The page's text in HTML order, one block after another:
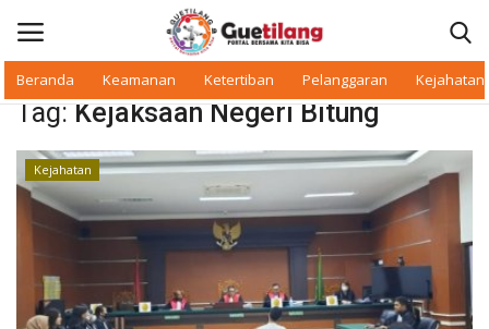
Beranda Keamanan Ketertiban Pelanggaran Kejahatan
Masuk Daftar
Beranda
Daerah
Makan Bergizi
Tag: Kejaksaan Negeri Bitung
Kejahatan